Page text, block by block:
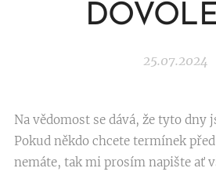
25.07.2024
Na vědomost se dává, že tyto dny
Pokud někdo chcete termínek
nemáte, tak mi prosím napište ať